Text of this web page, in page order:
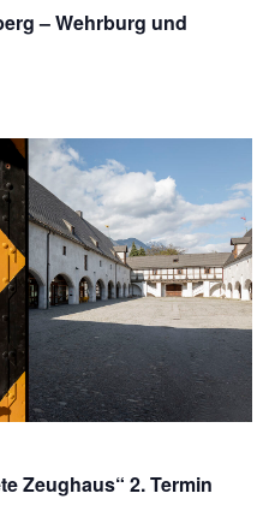
– Wehrburg und
Zeughaus“ 2. Termin